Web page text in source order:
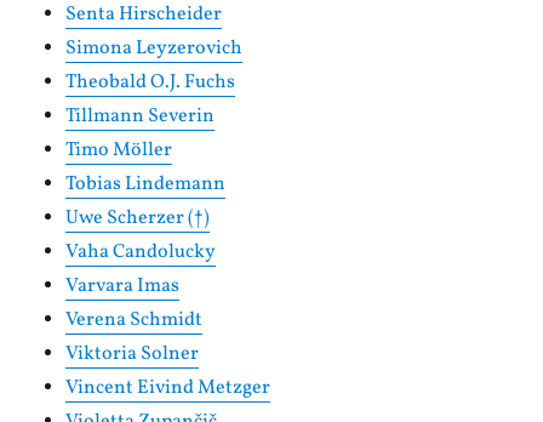
Senta Hirscheider
Simona Leyzerovich
Theobald O.J. Fuchs
Tillmann Severin
Timo Möller
Tobias Lindemann
Uwe Scherzer (†)
Vaha Candolucky
Varvara Imas
Verena Schmidt
Viktoria Solner
Vincent Eivind Metzger